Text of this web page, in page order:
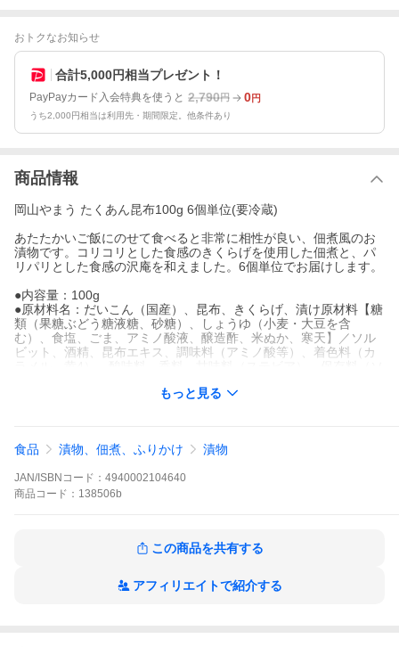
おトクなお知らせ
合計5,000円相当プレゼント！
PayPayカード入会特典を使うと 2,790円 0円
うち2,000円相当は利用先・期間限定。他条件あり
商品情報
岡山やまう たくあん昆布100g 6個単位(要冷蔵)
あたたかいご飯にのせて食べると非常に相性が良い、佃煮風のお
漬物です。コリコリとした食感のきくらげを使用した佃煮と、パ
リパリとした食感の沢庵を和えました。6個単位でお届けします。
●内容量：100g
●原材料名：だいこん（国産）、昆布、きくらげ、漬け原材料【糖
類（果糖ぶどう糖液糖、砂糖）、しょうゆ（小麦・大豆を含
む）、食塩、ごま、アミノ酸液、醸造酢、米ぬか、寒天】／ソル
ビット、酒精、昆布エキス、調味料（アミノ酸等）、着色料（カ
●栄養成分表示（100gあたり）：熱量106kcal、たんぱく質1.9g、
もっと見る
食品 漬物、佃煮、ふりかけ 漬物
JAN/ISBNコード： 4940002104640
商品 コード： 138506b
この商品を共有する
アフィリエイトで紹介する